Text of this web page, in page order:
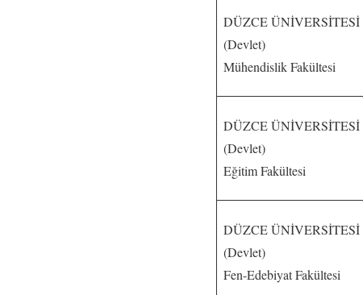
DÜZCE ÜNİVERSİTESİ
(Devlet)
Mühendislik Fakültesi
DÜZCE ÜNİVERSİTESİ
(Devlet)
Eğitim Fakültesi
DÜZCE ÜNİVERSİTESİ
(Devlet)
Fen-Edebiyat Fakültesi